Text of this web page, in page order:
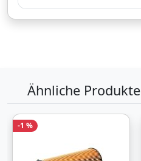
Ähnliche Produkte
-1 %